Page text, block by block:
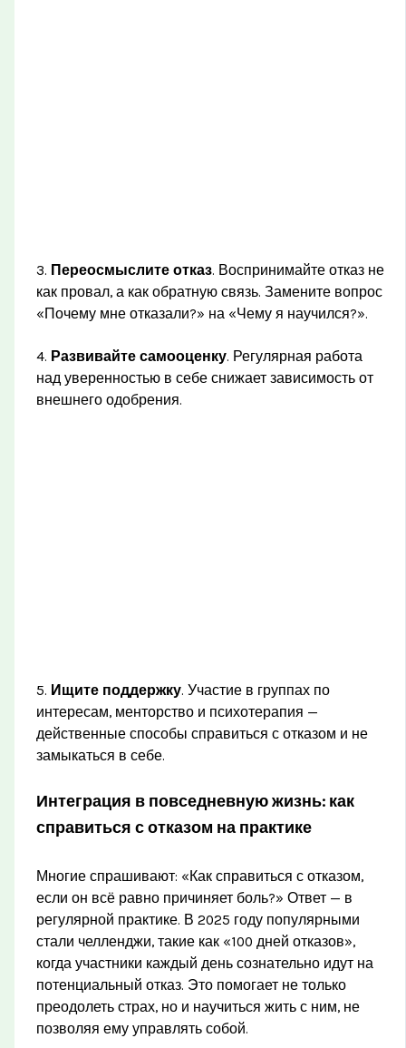
3. Переосмыслите отказ. Воспринимайте отказ не
как провал, а как обратную связь. Замените вопрос
«Почему мне отказали?» на «Чему я научился?».
4. Развивайте самооценку. Регулярная работа
над уверенностью в себе снижает зависимость от
внешнего одобрения.
5. Ищите поддержку. Участие в группах по
интересам, менторство и психотерапия —
действенные способы справиться с отказом и не
замыкаться в себе.
Интеграция в повседневную жизнь: как
справиться с отказом на практике
Многие спрашивают: «Как справиться с отказом,
если он всё равно причиняет боль?» Ответ — в
регулярной практике. В 2025 году популярными
стали челленджи, такие как «100 дней отказов»,
когда участники каждый день сознательно идут на
потенциальный отказ. Это помогает не только
преодолеть страх, но и научиться жить с ним, не
позволяя ему управлять собой.